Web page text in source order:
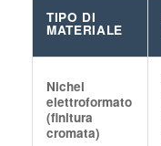
TIPO DI
MATERIALE
Nichel
elettroformato
(finitura
cromata)